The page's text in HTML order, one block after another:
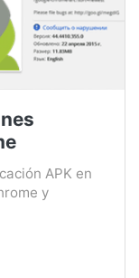
APK en
y